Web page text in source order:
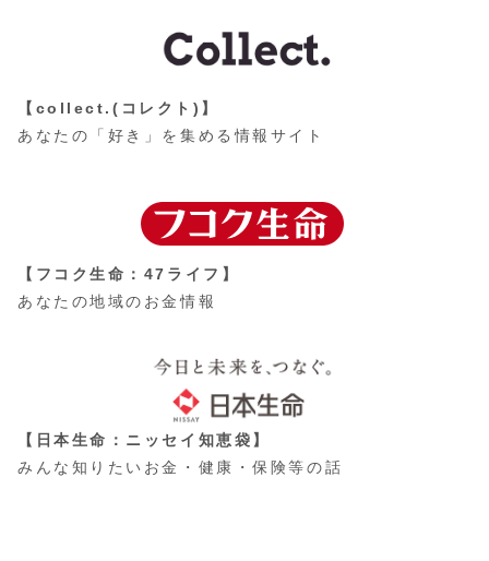
【collect.(コレクト)】
あなたの「好き」を集める情報サイト
【フコク生命：47ライフ】
あなたの地域のお金情報
【日本生命：ニッセイ知恵袋】
みんな知りたいお金・健康・保険等の話